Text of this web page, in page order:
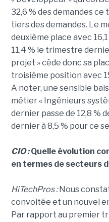
32,6 % des demandes
tiers des demandes. Le
deuxième place avec
11,4 % le trimestre
projet » cède donc sa
troisième position avec
A noter, une sensible
métier « Ingénieurs
dernier passe de 12,8 %
dernier à 8,5 % pour ce
CIO :Quelle évolution
en termes de secteurs
HiTechPros :Nous
convoitée et un nouvel
Par rapport au premier